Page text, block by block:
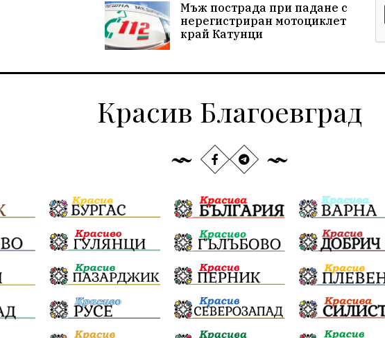
Мъж пострада при падане с
нерегистриран мотоциклет
край Катунци
Красив Благоевград